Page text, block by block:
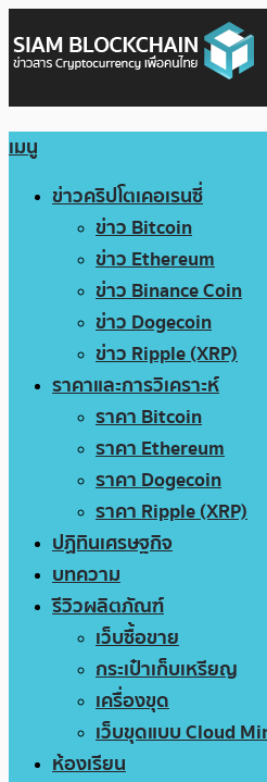
เมนู
ข่าวคริปโตเคอเรนซี่
ข่าว Bitcoin
ข่าว Ethereum
ข่าว Binance Coin
ข่าว Dogecoin
ข่าว Ripple (XRP)
ราคาและการวิเคราะห์
ราคา Bitcoin
ราคา Ethereum
ราคา Dogecoin
ราคา Ripple (XRP)
ปฏิทินเศรษฐกิจ
บทความ
รีวิวผลิตภัณฑ์
เว็บซื้อขาย
กระเป๋าเก็บเหรียญ
เครื่องขุด
เว็บขุดแบบ Cloud
ห้องเรียน